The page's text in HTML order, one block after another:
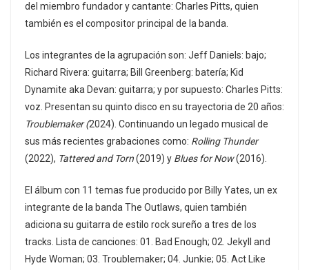
del miembro fundador y cantante: Charles Pitts, quien
también es el compositor principal de la banda.
Los integrantes de la agrupación son: Jeff Daniels: bajo;
Richard Rivera: guitarra; Bill Greenberg: batería; Kid
Dynamite aka Devan: guitarra; y por supuesto: Charles Pitts:
voz. Presentan su quinto disco en su trayectoria de 20 años:
Troublemaker (2024). Continuando un legado musical de
sus más recientes grabaciones como: Rolling Thunder
(2022), Tattered and Torn(2019) y Blues for Now(2016).
El álbum con 11 temas fue producido por Billy Yates, un ex
integrante de la banda The Outlaws, quien también
adiciona su guitarra de estilo rock sureño a tres de los
tracks. Lista de canciones: 01. Bad Enough; 02. Jekyll and
Hyde Woman; 03. Troublemaker; 04. Junkie; 05. Act Like